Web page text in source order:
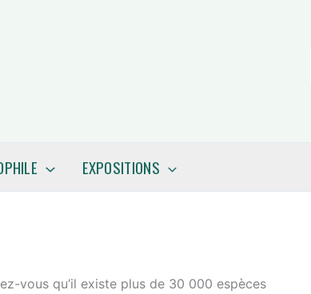
EXPOSITIONS
vous qu’il existe plus de 30 000 espèces